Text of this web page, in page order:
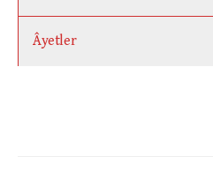
Âyetler